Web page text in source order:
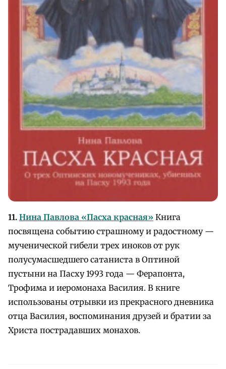
11. Нина Павлова «Пасха красная» Книга
посвящена событию страшному и радостному —
мученической гибели трех иноков от рук
полусумасшедшего сатаниста в Оптиной
пустыни на Пасху 1993 года — Ферапонта,
Трофима и иеромонаха Василия. В книге
использованы отрывки из прекрасного дневника
отца Василия, воспоминания друзей и братии за
Христа пострадавших монахов.